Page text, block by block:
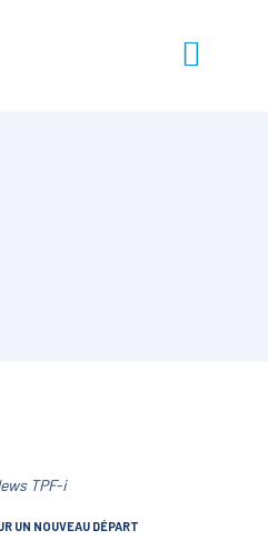
TPF-i
UN NOUVEAU DÉPART